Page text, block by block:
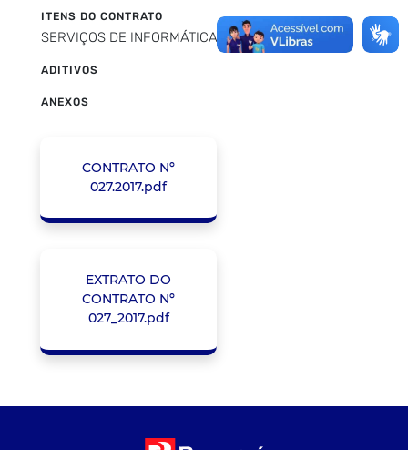
ITENS DO CONTRATO
SERVIÇOS DE INFORMÁTICA
ADITIVOS
ANEXOS
CONTRATO Nº
027.2017.pdf
EXTRATO DO
CONTRATO Nº
027_2017.pdf